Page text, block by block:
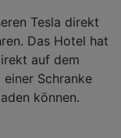
Tesla direkt
Das Hotel hat
auf dem
Schranke
können.